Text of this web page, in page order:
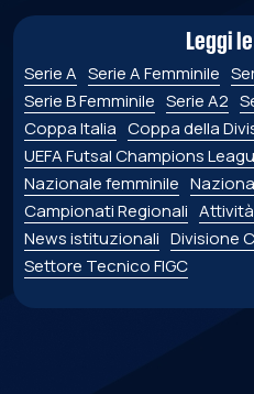
Leggi
Serie A Serie A Femminile
Serie B Femminile Serie A2
Coppa Italia Coppa della
UEFA Futsal Champions
Nazionale femminile
Campionati Regionali
News istituzionali Divisione
Settore Tecnico FIGC